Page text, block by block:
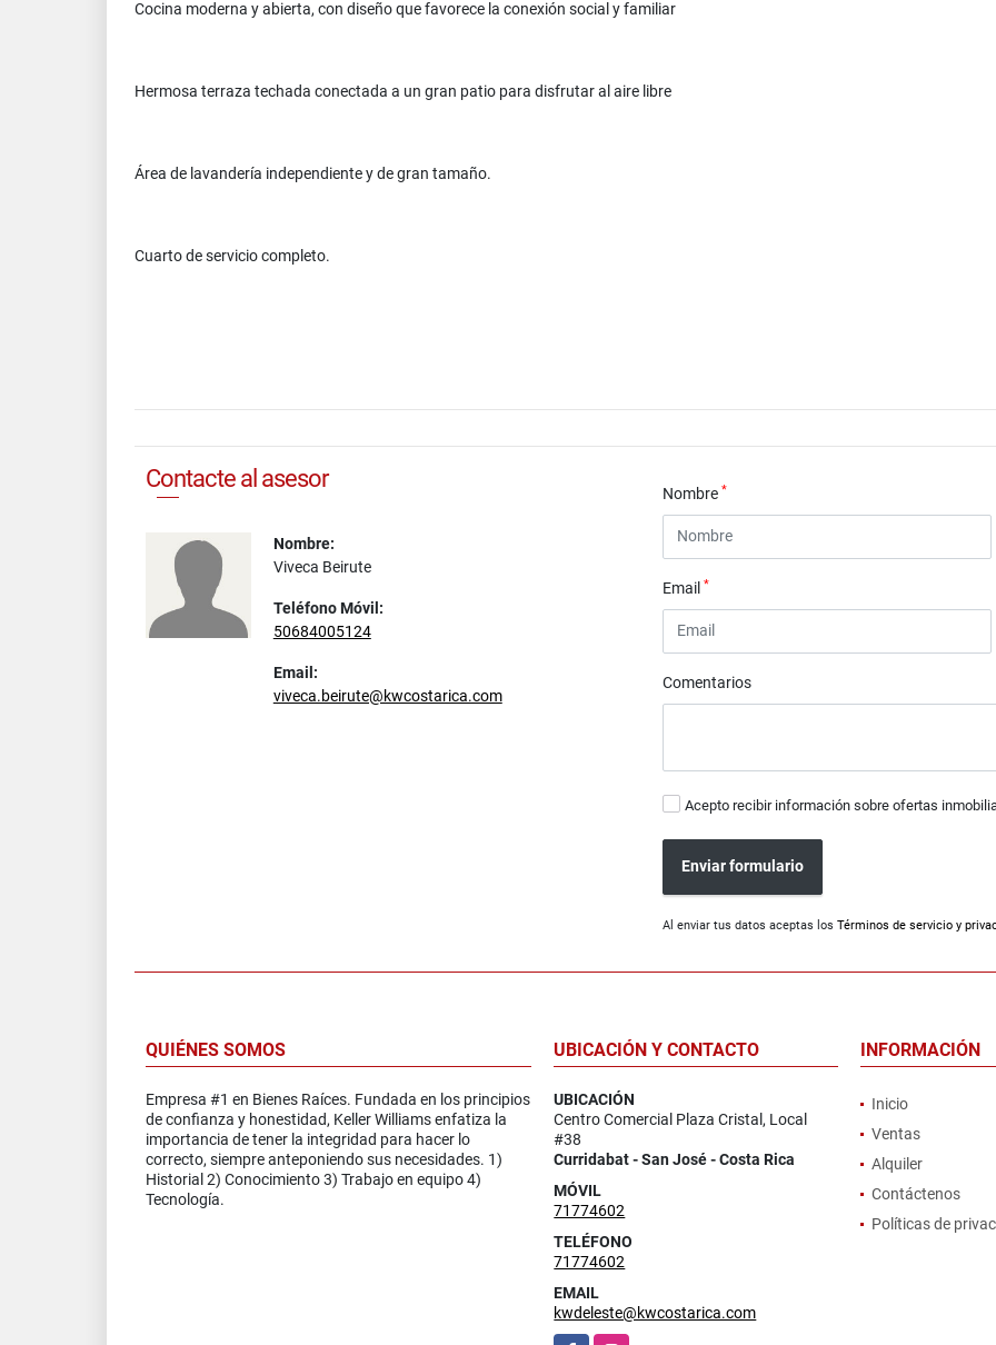
Cocina moderna y abierta, con diseño que favorece la conexión social y familiar
Hermosa terraza techada conectada a un gran patio para disfrutar al aire libre
Área de lavandería independiente y de gran tamaño.
Cuarto de servicio completo.
Contacte al asesor
Nombre:
Viveca Beirute
Teléfono Móvil:
50684005124
Email:
viveca.beirute@kwcostarica.com
Nombre*
Email*
Comentarios
Acepto recibir información sobre ofertas
Enviar formulario
Al enviar tus datos aceptas losTérminos de servicio y
QUIÉNES SOMOS
Empresa #1 en Bienes Raíces. Fundada en los principios
de confianza y honestidad, Keller Williams enfatiza la
importancia de tener la integridad para hacer lo
correcto, siempre anteponiendo sus necesidades. 1)
Historial 2) Conocimiento 3) Trabajo en equipo 4)
Tecnología.
UBICACIÓN Y CONTACTO
UBICACIÓN
Centro Comercial Plaza Cristal, Local
#38
Curridabat - San José - Costa Rica
MÓVIL
71774602
TELÉFONO
71774602
EMAIL
kwdeleste@kwcostarica.com
INFORMACIÓN
Inicio
Ventas
Alquiler
Contáctenos
Políticas de